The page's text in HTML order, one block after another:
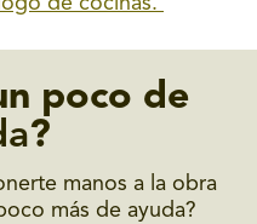
poco de
?
manos a la obra
más de ayuda?